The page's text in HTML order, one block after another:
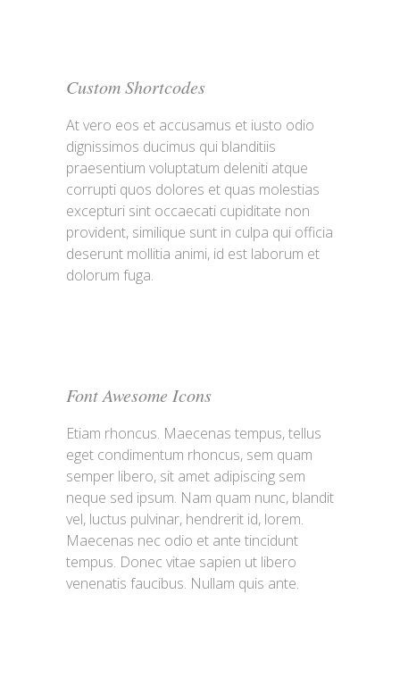
Custom Shortcodes
At vero eos et accusamus et iusto odio
dignissimos ducimus qui blanditiis
praesentium voluptatum deleniti atque
corrupti quos dolores et quas molestias
excepturi sint occaecati cupiditate non
provident, similique sunt in culpa qui officia
deserunt mollitia animi, id est laborum et
dolorum fuga.
Font Awesome Icons
Etiam rhoncus. Maecenas tempus, tellus
eget condimentum rhoncus, sem quam
semper libero, sit amet adipiscing sem
neque sed ipsum. Nam quam nunc, blandit
vel, luctus pulvinar, hendrerit id, lorem.
Maecenas nec odio et ante tincidunt
tempus. Donec vitae sapien ut libero
venenatis faucibus. Nullam quis ante.